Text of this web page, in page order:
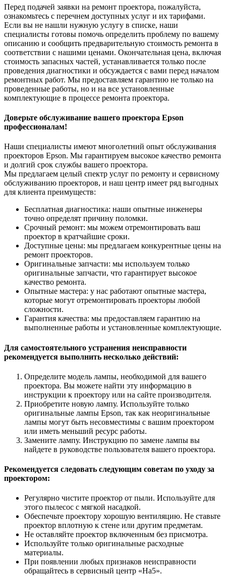
Перед подачей заявки на ремонт проектора, пожалуйста,
ознакомьтесь с перечнем доступных услуг и их тарифами.
Если вы не нашли нужную услугу в списке, наши
специалисты готовы помочь определить проблему по вашему
описанию и сообщить предварительную стоимость ремонта в
соответствии с нашими ценами. Окончательная цена, включая
стоимость запасных частей, устанавливается только после
проведения диагностики и обсуждается с вами перед началом
ремонтных работ. Мы предоставляем гарантию не только на
проведенные работы, но и на все установленные
комплектующие в процессе ремонта проектора.
Доверьте обслуживание вашего проектора Epson
профессионалам!
Наши специалисты имеют многолетний опыт обслуживания
проекторов Epson. Мы гарантируем высокое качество ремонта
и долгий срок службы вашего проектора.
Мы предлагаем целый спектр услуг по ремонту и сервисному
обслуживанию проекторов, и наш центр имеет ряд выгодных
для клиента преимуществ:
Бесплатная диагностика: наши опытные инженеры
точно определят причину поломки.
Срочный ремонт: мы можем отремонтировать ваш
проектор в кратчайшие сроки.
Доступные цены: мы предлагаем конкурентные цены на
ремонт проекторов.
Оригинальные запчасти: мы используем только
оригинальные запчасти, что гарантирует высокое
качество ремонта.
Опытные мастера: у нас работают опытные мастера,
которые могут отремонтировать проекторы любой
сложности.
Гарантия качества: мы предоставляем гарантию на
выполненные работы и установленные комплектующие.
Для самостоятельного устранения неисправности
рекомендуется выполнить несколько действий:
Определите модель лампы, необходимой для вашего
проектора. Вы можете найти эту информацию в
инструкции к проектору или на сайте производителя.
Приобретите новую лампу. Используйте только
оригинальные лампы Epson, так как неоригинальные
лампы могут быть несовместимы с вашим проектором
или иметь меньший ресурс работы.
Замените лампу. Инструкцию по замене лампы вы
найдете в руководстве пользователя вашего проектора.
Рекомендуется следовать следующим советам по уходу за
проектором:
Регулярно чистите проектор от пыли. Используйте для
этого пылесос с мягкой насадкой.
Обеспечьте проектору хорошую вентиляцию. Не ставьте
проектор вплотную к стене или другим предметам.
Не оставляйте проектор включенным без присмотра.
Используйте только оригинальные расходные
материалы.
При появлении любых признаков неисправности
обращайтесь в сервисный центр «На5».